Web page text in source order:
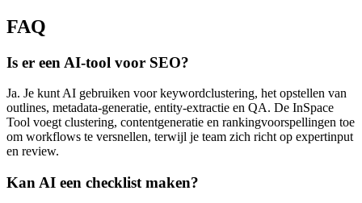
FAQ
Is er een AI-tool voor SEO?
Ja. Je kunt AI gebruiken voor keywordclustering, het opstellen van
outlines, metadata-generatie, entity-extractie en QA. De InSpace
Tool voegt clustering, contentgeneratie en rankingvoorspellingen toe
om workflows te versnellen, terwijl je team zich richt op expertinput
en review.
Kan AI een checklist maken?